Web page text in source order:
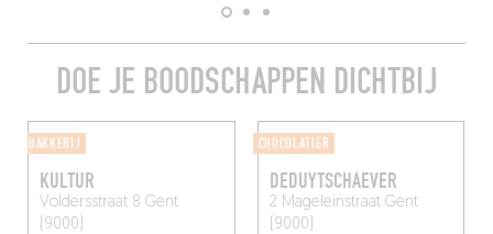
DOE JE BOODSCHAPPEN DICHTBIJ
BAKKERIJ
KULTUR
Voldersstraat 8 Gent
(9000)
CHOCOLATIER
DEDUYTSCHAEVER
2 MageleinstraatGent
(9000)